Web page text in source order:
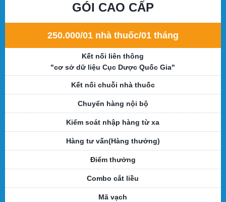
GÓI CAO CẤP
250.000/01 nhà thuốc/01 tháng
Kết nối liên thông
"cơ sở dữ liệu Cục Dược Quốc Gia"
Kết nối chuỗi nhà thuốc
Chuyển hàng nội bộ
Kiểm soát nhập hàng từ xa
Hàng tư vấn(Hàng thưởng)
Điểm thưởng
Combo cắt liều
Mã vạch